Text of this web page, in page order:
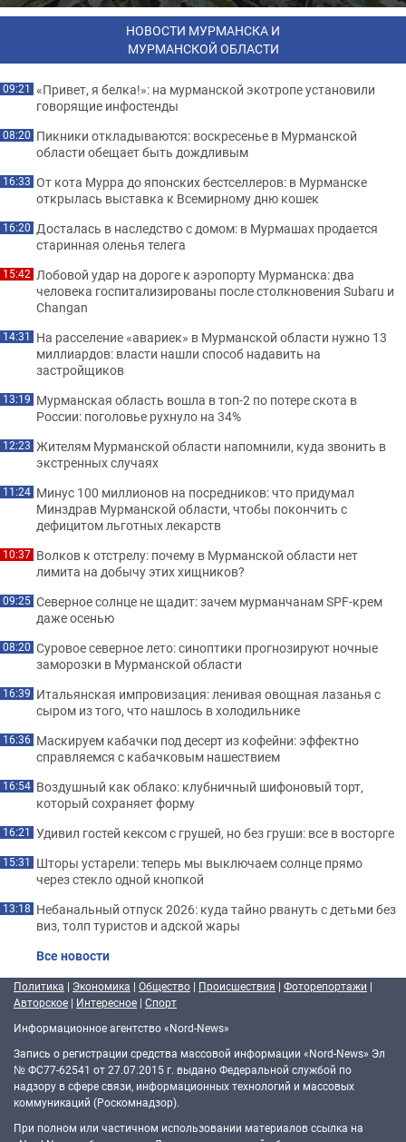
НОВОСТИ МУРМАНСКА И
МУРМАНСКОЙ ОБЛАСТИ
09:21 «Привет, я белка!»: на мурманской экотропе установили
говорящие инфостенды
08:20 Пикники откладываются: воскресенье в Мурманской
области обещает быть дождливым
16:33 От кота Мурра до японских бестселлеров: в Мурманске
открылась выставка к Всемирному дню кошек
16:20 Досталась в наследство с домом: в Мурмашах продается
старинная оленья телега
15:42 Лобовой удар на дороге к аэропорту Мурманска: два
человека госпитализированы после столкновения Subaru и
Changan
14:31 На расселение «авариек» в Мурманской области нужно 13
миллиардов: власти нашли способ надавить на
застройщиков
13:19 Мурманская область вошла в топ-2 по потере скота в
России: поголовье рухнуло на 34%
12:23 Жителям Мурманской области напомнили, куда звонить в
экстренных случаях
11:24 Минус 100 миллионов на посредников: что придумал
Минздрав Мурманской области, чтобы покончить с
дефицитом льготных лекарств
10:37 Волков к отстрелу: почему в Мурманской области нет
лимита на добычу этих хищников?
09:25 Северное солнце не щадит: зачем мурманчанам SPF-крем
даже осенью
08:20 Суровое северное лето: синоптики прогнозируют ночные
заморозки в Мурманской области
16:39 Итальянская импровизация: ленивая овощная лазанья с
сыром из того, что нашлось в холодильнике
16:36 Маскируем кабачки под десерт из кофейни: эффектно
справляемся с кабачковым нашествием
16:54 Воздушный как облако: клубничный шифоновый торт,
который сохраняет форму
16:21 Удивил гостей кексом с грушей, но без груши: все в восторге
15:31 Шторы устарели: теперь мы выключаем солнце прямо
через стекло одной кнопкой
13:18 Небанальный отпуск 2026: куда тайно рвануть с детьми без
виз, толп туристов и адской жары
Все новости
Политика | Экономика | Общество | Происшествия | Фоторепортажи |
Авторское | Интересное | Спорт
Информационное агентство «Nord-News»
Запись о регистрации средства массовой информации «Nord-News» Эл
№ ФС77-62541 от 27.07.2015 г. выдано Федеральной службой по
надзору в сфере связи, информационных технологий и массовых
коммуникаций (Роскомнадзор).
При полном или частичном использовании материалов ссылка на